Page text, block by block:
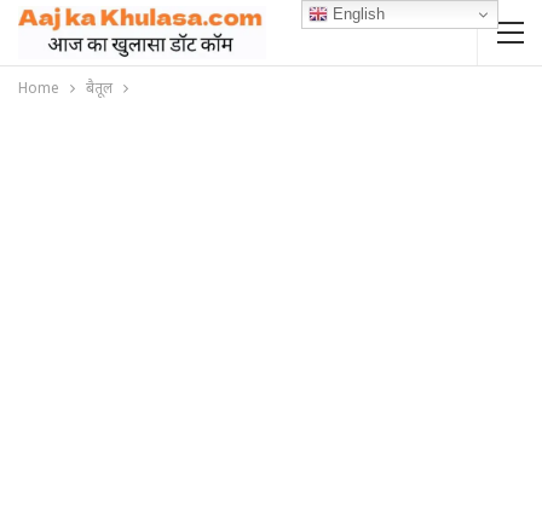
Home बैतूल
English